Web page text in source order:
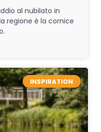
al nubilato in
regione è la cornice
INSPIRATION